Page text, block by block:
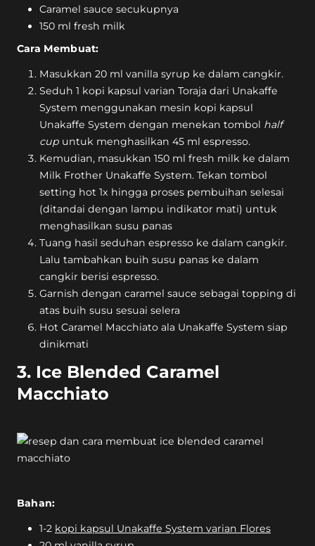
Caramel sauce secukupnya
150 ml fresh milk
Cara Membuat:
Masukkan 20 ml vanilla syrup ke dalam cangkir.
Seduh 1 kopi kapsul varian Toraja dari Unakaffe
System menggunakan mesin kopi kapsul
Unakaffe System dengan menekan tombol half
cup untuk menghasilkan 45 ml espresso.
Kemudian, masukkan 150 ml fresh milk ke dalam
Milk Frother Unakaffe System. Tekan tombol
setting hot 1x hingga proses pembuihan selesai
(ditandai dengan lampu indikator mati) untuk
menghasilkan susu panas
Tuang hasil seduhan espresso ke dalam cangkir.
Lalu tambahkan buih susu panas ke dalam
cangkir berisi espresso.
Garnish dengan caramel sauce sebagai topping di
atas buih susu sesuai selera
Hot Caramel Macchiato ala Unakaffe System siap
dinikmati
3. Ice Blended Caramel
Macchiato
Bahan:
1-2 kopi kapsul Unakaffe System varian Flores